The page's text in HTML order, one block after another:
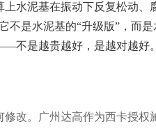
水泥基在振动下反复松动
不是水泥基的“升级版”，
不是越贵越好，是越对越好。
改。广州达高作为西卡授权